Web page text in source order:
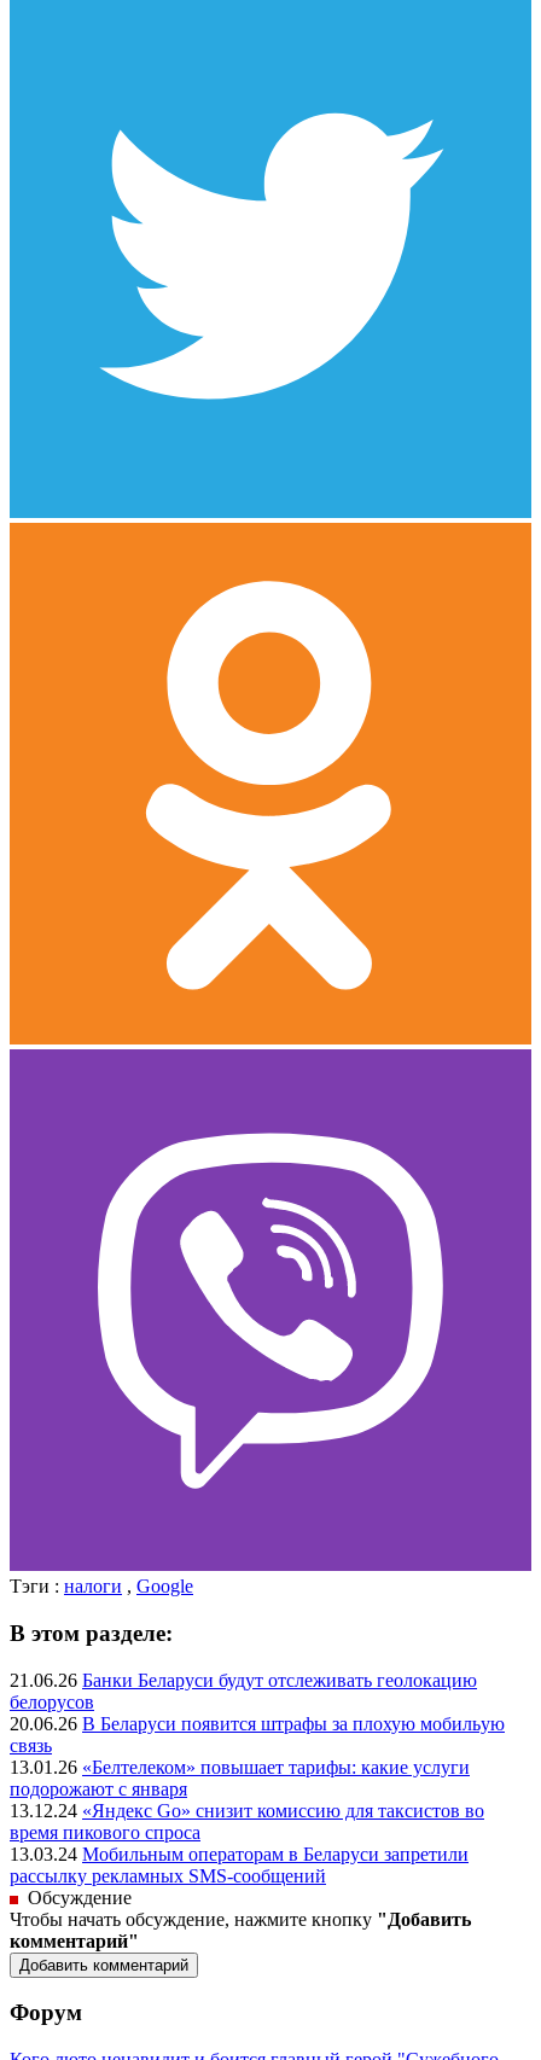
Тэги : налоги , Google
В этом разделе:
21.06.26 Банки Беларуси будут отслеживать геолокацию
белорусов
20.06.26 В Беларуси появится штрафы за плохую мобильую
связь
13.01.26 «Белтелеком» повышает тарифы: какие услуги
подорожают с января
13.12.24 «Яндекс Go» снизит комиссию для таксистов во
время пикового спроса
13.03.24 Мобильным операторам в Беларуси запретили
рассылку рекламных SMS-сообщений
Обсуждение
Чтобы начать обсуждение, нажмите кнопку "Добавить
комментарий"
Форум